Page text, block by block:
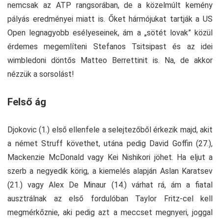
nemcsak az ATP rangsorában, de a közelmúlt kemény
pályás eredményei miatt is. Őket hármójukat tartják a US
Open legnagyobb esélyeseinek, ám a „sötét lovak” közül
érdemes megemlíteni Stefanos Tsitsipast és az idei
wimbledoni döntős Matteo Berrettinit is. Na, de akkor
nézzük a sorsolást!
Felső ág
Djokovic (1.) első ellenfele a selejtezőből érkezik majd, akit
a német Struff követhet, utána pedig David Goffin (27.),
Mackenzie McDonald vagy Kei Nishikori jöhet. Ha eljut a
szerb a negyedik körig, a kiemelés alapján Aslan Karatsev
(21.) vagy Alex De Minaur (14.) várhat rá, ám a fiatal
ausztrálnak az első fordulóban Taylor Fritz-cel kell
megmérkőznie, aki pedig azt a meccset megnyeri, joggal